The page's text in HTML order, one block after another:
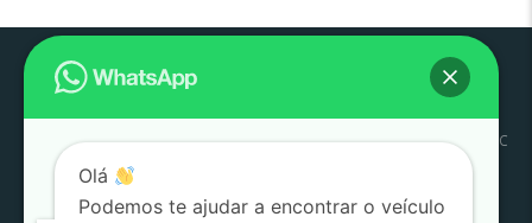
Estoque SJC Litoral
Conosco
SAC
por:
Olá
Podemos te ajudar a encontrar o veículo